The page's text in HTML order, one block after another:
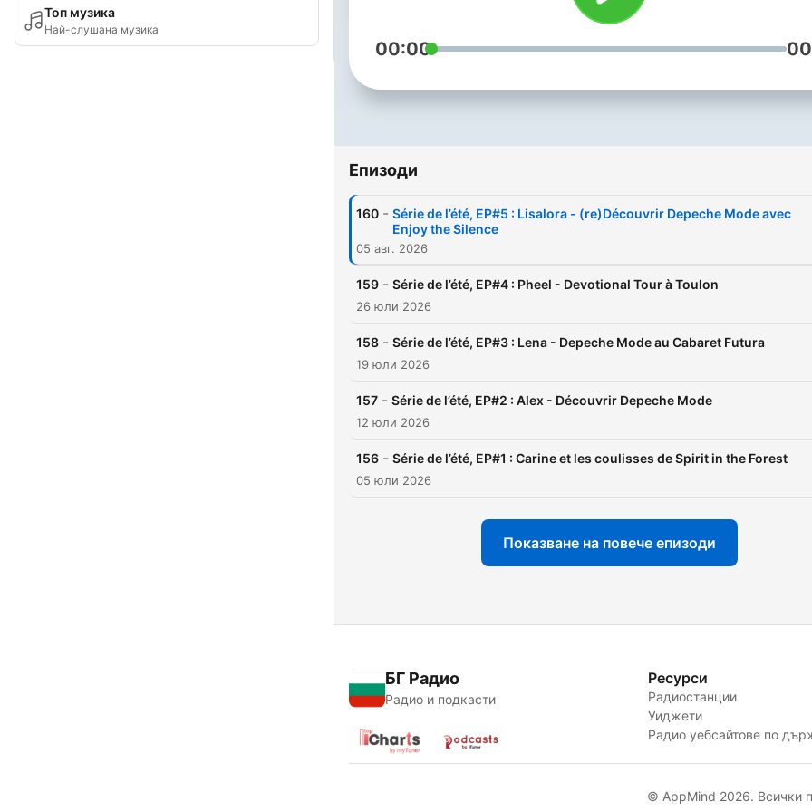
Топ музика
Най-слушана музика
00:00
Епизоди
160 - Série de l’été, EP#5 : Lisalora - (re)Découvrir Depeche Mode avec
Enjoy the Silence
05 авг. 2026
159 - Série de l’été, EP#4 : Pheel - Devotional Tour à Toulon
26 юли 2026
158 - Série de l’été, EP#3 : Lena - Depeche Mode au Cabaret Futura
19 юли 2026
157 - Série de l’été, EP#2 : Alex - Découvrir Depeche Mode
12 юли 2026
156 - Série de l’été, EP#1 : Carine et les coulisses de Spirit in the Forest
05 юли 2026
Показване на повече епизоди
БГ Радио
Радио и подкасти
Ресурси
Радиостанции
Уиджети
Радио уебсайтове по
© AppMind 2026. Всички